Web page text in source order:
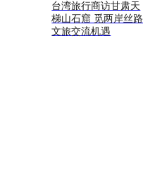
台湾旅行商访甘肃天
梯山石窟 觅两岸丝路
文旅交流机遇